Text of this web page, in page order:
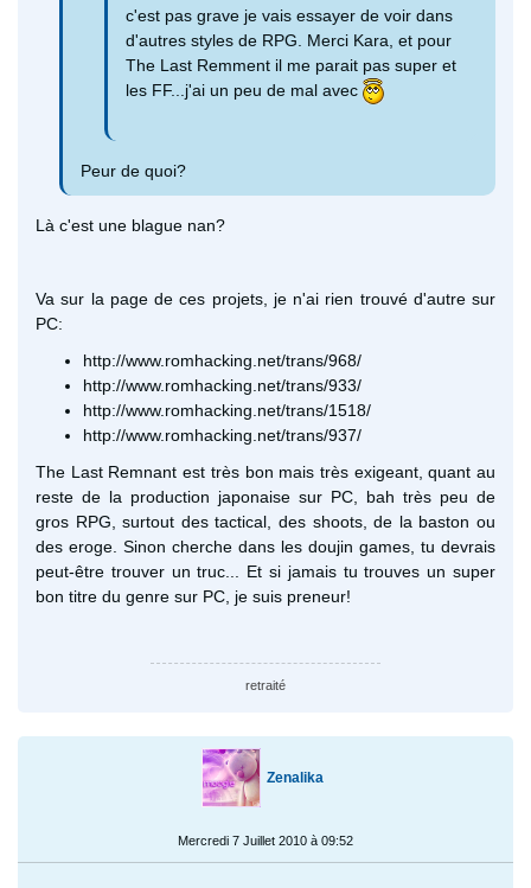
c'est pas grave je vais essayer de voir dans
d'autres styles de RPG. Merci Kara, et pour
The Last Remment il me parait pas super et
les FF...j'ai un peu de mal avec
Peur de quoi?
Là c'est une blague nan?
Va sur la page de ces projets, je n'ai rien trouvé d'autre sur
PC:
http://www.romhacking.net/trans/968/
http://www.romhacking.net/trans/933/
http://www.romhacking.net/trans/1518/
http://www.romhacking.net/trans/937/
The Last Remnant est très bon mais très exigeant, quant au
reste de la production japonaise sur PC, bah très peu de
gros RPG, surtout des tactical, des shoots, de la baston ou
des eroge. Sinon cherche dans les doujin games, tu devrais
peut-être trouver un truc... Et si jamais tu trouves un super
bon titre du genre sur PC, je suis preneur!
retraité
Zenalika
Mercredi 7 Juillet 2010 à 09:52